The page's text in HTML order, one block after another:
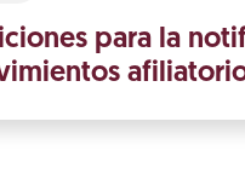
para la